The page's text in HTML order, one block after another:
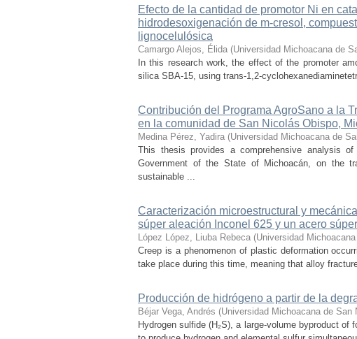
Efecto de la cantidad de promotor Ni en
hidrodesoxigenación de m-cresol,
lignocelulósica
Camargo Alejos, Élida (Universidad Michoacana de
In this research work, the effect of the promoter
silica SBA-15, using trans-1,2-
Contribución del Programa AgroSano a la
en la comunidad de San Nicolás Obispo,
Medina Pérez, Yadira (Universidad Michoacana de
This thesis provides a comprehensive analysis
Government of the State of Michoacán, on the
sustainable ...
Caracterización microestructural y
súper aleación Inconel 625 y un acero
López López, Liuba Rebeca (Universidad
Creep is a phenomenon of plastic deformation
take place during this time, meaning that alloy
Producción de hidrógeno a partir de la
Béjar Vega, Andrés (Universidad Michoacana de San
Hydrogen sulfide (H₂S), a large-volume byproduct